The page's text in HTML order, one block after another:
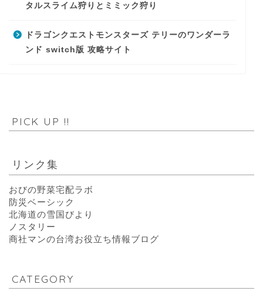
タルスライム狩りとミミック狩り
ドラゴンクエストモンスターズ テリーのワンダーラ
ンド switch版 攻略サイト
PICK UP !!
リンク集
おびの野菜宅配ラボ
防災ベーシック
北海道の雪国びより
ノスタリー
商社マンの台湾お役立ち情報ブログ
CATEGORY